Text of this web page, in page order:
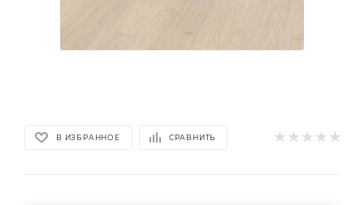
В ИЗБРАННОЕ СРАВНИТЬ